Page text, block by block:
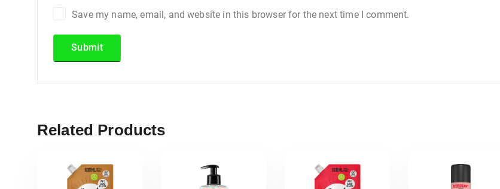
Save my name, email, and website in this browser for the next time I comment.
Related Products